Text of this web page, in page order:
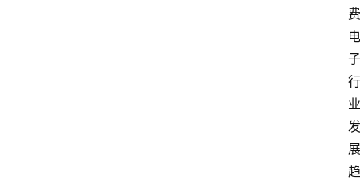
费
电
子
行
业
发
展
趋